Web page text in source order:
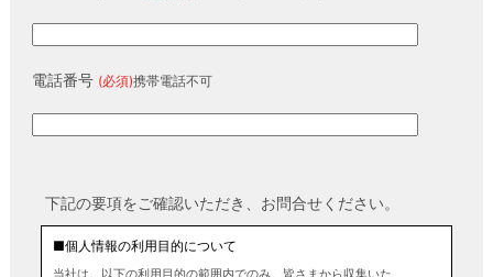
電話番号 (必須)携帯電話不可
下記の要項をご確認いただき、お問合せください。
■個人情報の利用目的について
当社は、以下の利用目的の範囲内でのみ、皆さまから収集いた